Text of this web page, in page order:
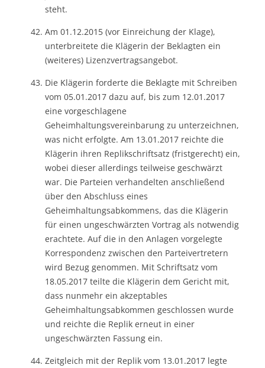
steht.
Am 01.12.2015 (vor Einreichung der Klage),
unterbreitete die Klägerin der Beklagten ein
(weiteres) Lizenzvertragsangebot.
Die Klägerin forderte die Beklagte mit Schreiben
vom 05.01.2017 dazu auf, bis zum 12.01.2017
eine vorgeschlagene
Geheimhaltungsvereinbarung zu unterzeichnen,
was nicht erfolgte. Am 13.01.2017 reichte die
Klägerin ihren Replikschriftsatz (fristgerecht) ein,
wobei dieser allerdings teilweise geschwärzt
war. Die Parteien verhandelten anschließend
über den Abschluss eines
Geheimhaltungsabkommens, das die Klägerin
für einen ungeschwärzten Vortrag als notwendig
erachtete. Auf die in den Anlagen vorgelegte
Korrespondenz zwischen den Parteivertretern
wird Bezug genommen. Mit Schriftsatz vom
18.05.2017 teilte die Klägerin dem Gericht mit,
dass nunmehr ein akzeptables
Geheimhaltungsabkommen geschlossen wurde
und reichte die Replik erneut in einer
ungeschwärzten Fassung ein.
Zeitgleich mit der Replik vom 13.01.2017 legte